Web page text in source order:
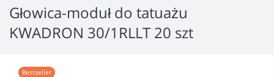
Głowica-moduł do tatuażu
KWADRON 30/1RLLT 20 szt
Bestseller